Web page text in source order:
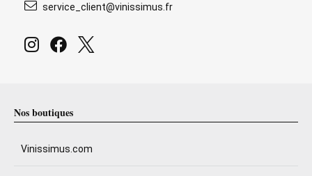
service_client@vinissimus.fr
Nos boutiques
Vinissimus.com